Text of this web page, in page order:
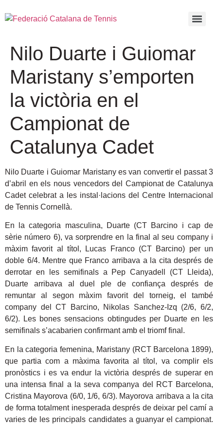
Nilo Duarte i Guiomar
Maristany s’emporten
la victòria en el
Campionat de
Catalunya Cadet
Nilo Duarte i Guiomar Maristany es van convertir el passat 3
d’abril en els nous vencedors del Campionat de Catalunya
Cadet celebrat a les instal·lacions del Centre Internacional
de Tennis Cornellà.
En la categoria masculina, Duarte (CT Barcino i cap de
sèrie número 6), va sorprendre en la final al seu company i
màxim favorit al títol, Lucas Franco (CT Barcino) per un
doble 6/4. Mentre que Franco arribava a la cita després de
derrotar en les semifinals a Pep Canyadell (CT Lleida),
Duarte arribava al duel ple de confiança després de
remuntar al segon màxim favorit del torneig, el també
company del CT Barcino, Nikolas Sanchez-Izq (2/6, 6/2,
6/2). Les bones sensacions obtingudes per Duarte en les
semifinals s’acabarien confirmant amb el triomf final.
En la categoria femenina, Maristany (RCT Barcelona 1899),
que partia com a màxima favorita al títol, va complir els
pronòstics i es va endur la victòria després de superar en
una intensa final a la seva companya del RCT Barcelona,
Cristina Mayorova (6/0, 1/6, 6/3). Mayorova arribava a la cita
de forma totalment inesperada després de deixar pel camí a
varies de les principals candidates a guanyar el campionat.